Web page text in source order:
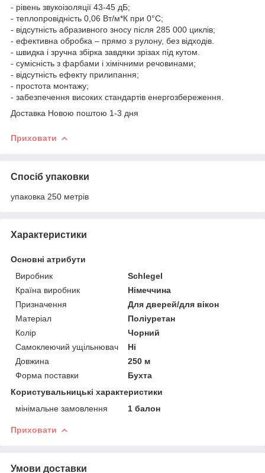
- рівень звукоізоляції 43-45 дБ;
- теплопровідність 0,06 Вт/м*К при 0°С;
- відсутність абразивного зносу після 285 000 циклів;
- ефективна обробка – прямо з рулону, без відходів.
- швидка і зручна збірка завдяки зрізах під кутом.
- сумісність з фарбами і хімічними речовинами;
- відсутність ефекту прилипання;
- простота монтажу;
- забезпечення високих стандартів енергозбереження.
Доставка Новою поштою 1-3 дня
Приховати
Спосіб упаковки
упаковка 250 метрів
Характеристики
Основні атрибути
Виробник
Schlegel
Країна виробник
Німеччина
Призначення
Для дверей/для вікон
Матеріал
Поліуретан
Колір
Чорний
Самоклеючий ущільнювач
Ні
Довжина
250 м
Форма поставки
Бухта
Користувальницькі характеристики
мінімальне замовлення
1 балон
Приховати
Умови доставки